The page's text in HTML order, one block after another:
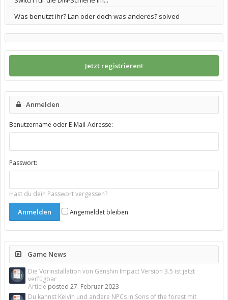
Was benutzt ihr? Lan oder doch was anderes? solved
Jetzt registrieren!
Anmelden
Benutzername oder E-Mail-Adresse:
Passwort:
Hast du dein Passwort vergessen?
Angemeldet bleiben
Game News
Die Vorinstallation von Genshin Impact Version 3.5 ist jetzt
verfügbar
Article posted 27. Februar 2023
Du kannst Kelvin und andere NPCs in Sons of the forest mit